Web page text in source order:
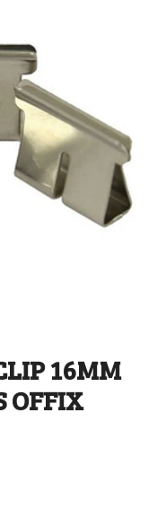
16MM
OFFIX